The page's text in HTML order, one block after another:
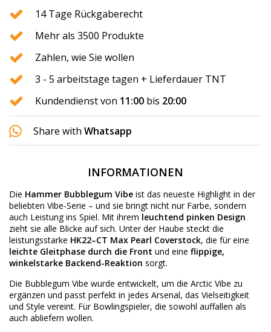
14 Tage Rückgaberecht
Mehr als 3500 Produkte
Zahlen, wie Sie wollen
3 - 5 arbeitstage tagen + Lieferdauer TNT
Kundendienst von 11:00 bis 20:00
Share with Whatsapp
INFORMATIONEN
Die Hammer Bubblegum Vibe ist das neueste Highlight in der
beliebten Vibe-Serie – und sie bringt nicht nur Farbe, sondern
auch Leistung ins Spiel. Mit ihrem leuchtend pinken Design
zieht sie alle Blicke auf sich. Unter der Haube steckt die
leistungsstarke HK22–CT Max Pearl Coverstock, die für eine
leichte Gleitphase durch die Front und eine flippige,
winkelstarke Backend-Reaktion sorgt.
Die Bubblegum Vibe wurde entwickelt, um die Arctic Vibe zu
ergänzen und passt perfekt in jedes Arsenal, das Vielseitigkeit
und Style vereint. Für Bowlingspieler, die sowohl auffallen als
auch abliefern wollen.